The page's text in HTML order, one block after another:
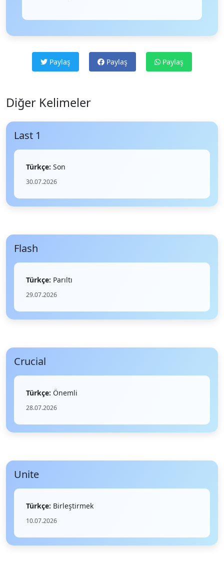
Paylaş Paylaş Paylaş
Diğer Kelimeler
Last 1
Türkçe: Son
30.07.2026
Flash
Türkçe: Parıltı
29.07.2026
Crucial
Türkçe: Önemli
28.07.2026
Unite
Türkçe: Birleştirmek
10.07.2026